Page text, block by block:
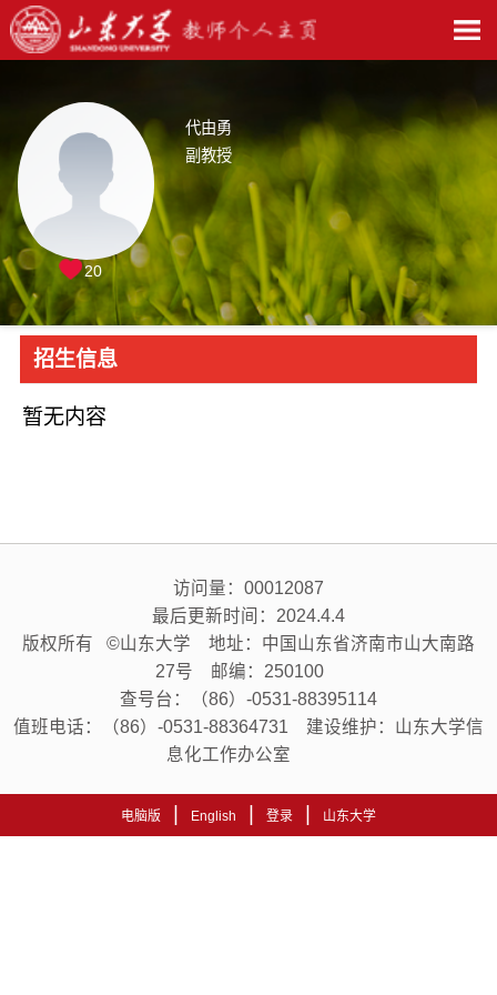
代由勇
副教授
20
招生信息
暂无内容
访问量： 00012087
最后更新时间： 2024.4.4
版权所有 ©山东大学 地址：中国山东省济南市山大南路
27号 邮编：250100
查号台：（86）-0531-88395114
值班电话：（86）-0531-88364731 建设维护：山东大学信
息化工作办公室
电脑版 English 登录 山东大学